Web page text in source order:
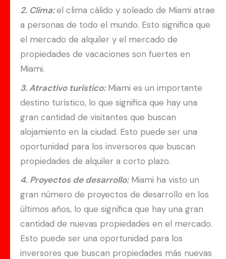
2. Clima:el clima cálido y soleado de Miami atrae
a personas de todo el mundo. Esto significa que
el mercado de alquiler y el mercado de
propiedades de vacaciones son fuertes en
Miami.
3. Atractivo turístico:Miami es un importante
destino turístico, lo que significa que hay una
gran cantidad de visitantes que buscan
alojamiento en la ciudad. Esto puede ser una
oportunidad para los inversores que buscan
propiedades de alquiler a corto plazo.
4. Proyectos de desarrollo:Miami ha visto un
gran número de proyectos de desarrollo en los
últimos años, lo que significa que hay una gran
cantidad de nuevas propiedades en el mercado.
Esto puede ser una oportunidad para los
inversores que buscan propiedades más nuevas